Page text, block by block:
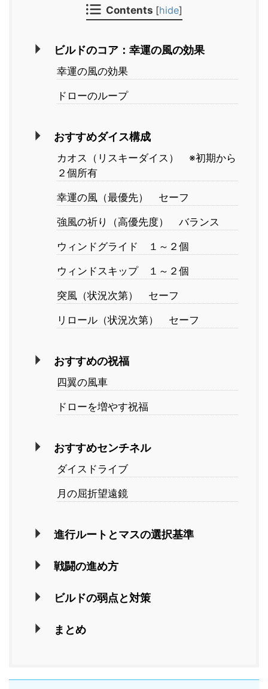
Contents [hide]
ビルドのコア：幸運の風の効果
幸運の風の効果
ドローのループ
おすすめダイス構成
カオス（リスキーダイス） ※初期から
２個所有
幸運の風（最優先） セーフ
強風の祈り（高優先度） バランス
ウィンドグライド １～２個
ウィンドスキップ １～２個
突風（状況次第） セーフ
リロール（状況次第） セーフ
おすすめの祝福
四翼の風車
ドローを増やす祝福
おすすめセンチネル
ダイスドライブ
月の屈折望遠鏡
進行ルートとマスの選択基準
戦闘の進め方
ビルドの弱点と対策
まとめ